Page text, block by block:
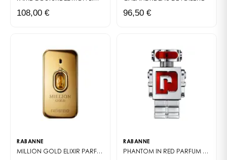
108,00 € 96,50 €
RABANNE
MILLION GOLD ELIXIR PARFUM INTENSE
RABANNE
PHANTOM IN RED PARFUM ELIXIR